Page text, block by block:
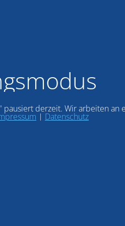
pausiert derzeit. Wir arbeiten an
| Datenschutz